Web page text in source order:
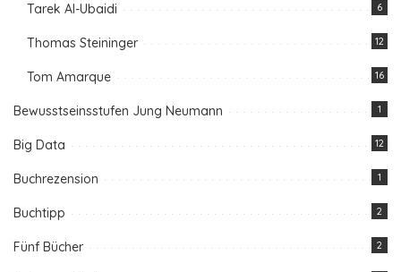
Tarek Al-Ubaidi 6
Thomas Steininger 12
Tom Amarque 16
Bewusstseinsstufen Jung Neumann 1
Big Data 12
Buchrezension 1
Buchtipp 2
Fünf Bücher 2